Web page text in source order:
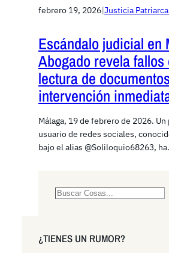
febrero 19, 2026|Justicia
Escándalo judicial en
Abogado revela fallos
lectura de
intervención
Málaga, 19 de febrero de 2026.
usuario de redes sociales,
bajo el alias @Soliloquio68263,
S
r
¿TIENES UN RUMOR?